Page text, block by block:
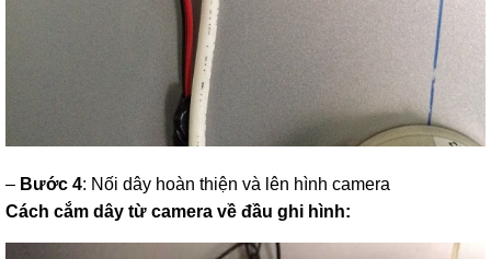
– Bước 4: Nối dây hoàn thiện và lên hình camera
Cách cắm dây từ camera về đầu ghi hình: